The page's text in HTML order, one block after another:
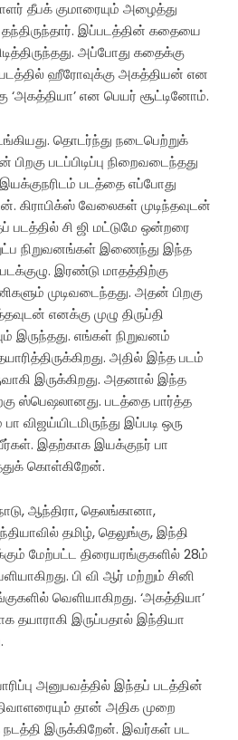
தீபக் குமாரையும் அழைத்து
இப்படத்தின் கதையை
அப்போது கதைக்கு
ஹீரோவுக்கு அகத்தியன் என
‘அகத்தியா’ என பெயர் சூட்டினோம்.
தொடர்ந்து நடைபெற்றுக்
படப்பிடிப்பு நிறைவடைந்தது
படத்தை எப்போது
கிராபிக்ஸ் வேலைகள் முடிந்தவுடன்
படத்தில் சி ஜி மட்டுமே ஒன்றரை
நிறுவனங்கள் இணைந்து இந்த
இரண்டு மாதத்திற்கு
முடிவடைந்தது. அதன் பிறகு
எனக்கு முழு திருப்தி
இருந்தது. எங்கள் நிறுவனம்
அதில் இந்த படம்
இருக்கிறது. அதனால் இந்த
ஸ்பெஷலானது. படத்தை பார்த்த
விஜய்யிடமிருந்து இப்படி ஒரு
இதற்காக இயக்குநர் பா
கொள்கிறேன்.
ஆந்திரா, தெலங்கானா,
தமிழ், தெலுங்கு, இந்தி
மேற்பட்ட திரையரங்குகளில் 28ம்
பி வி ஆர் மற்றும் சினி
வெளியாகிறது. ‘அகத்தியா’
தயாராகி இருப்பதால் இந்தியா
அனுபவத்தில் இந்தப் படத்தின்
தான் அதிக முறை
நடத்தி இருக்கிறேன். இவர்கள் பட